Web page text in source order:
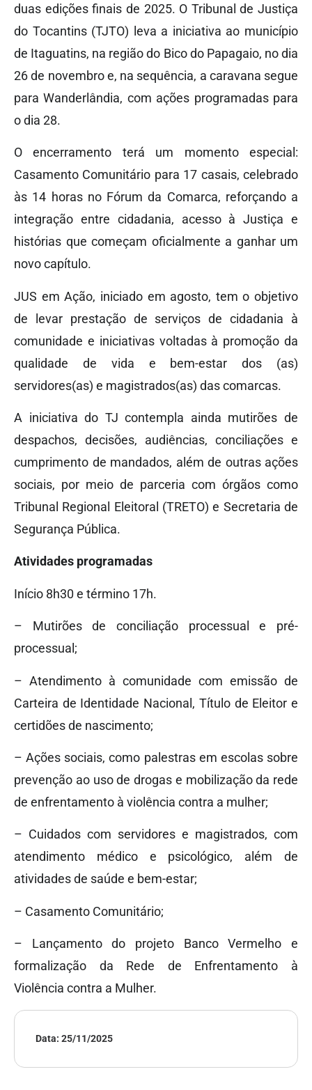
duas edições finais de 2025. O Tribunal de Justiça
do Tocantins (TJTO) leva a iniciativa ao município
de Itaguatins, na região do Bico do Papagaio, no dia
26 de novembro e, na sequência, a caravana segue
para Wanderlândia, com ações programadas para
o dia 28.
O encerramento terá um momento especial:
Casamento Comunitário para 17 casais, celebrado
às 14 horas no Fórum da Comarca, reforçando a
integração entre cidadania, acesso à Justiça e
histórias que começam oficialmente a ganhar um
novo capítulo.
JUS em Ação, iniciado em agosto, tem o objetivo
de levar prestação de serviços de cidadania à
comunidade e iniciativas voltadas à promoção da
qualidade de vida e bem-estar dos (as)
servidores(as) e magistrados(as) das comarcas.
A iniciativa do TJ contempla ainda mutirões de
despachos, decisões, audiências, conciliações e
cumprimento de mandados, além de outras ações
sociais, por meio de parceria com órgãos como
Tribunal Regional Eleitoral (TRETO) e Secretaria de
Segurança Pública.
Atividades programadas
Início 8h30 e término 17h.
– Mutirões de conciliação processual e pré-
processual;
– Atendimento à comunidade com emissão de
Carteira de Identidade Nacional, Título de Eleitor e
certidões de nascimento;
– Ações sociais, como palestras em escolas sobre
prevenção ao uso de drogas e mobilização da rede
de enfrentamento à violência contra a mulher;
– Cuidados com servidores e magistrados, com
atendimento médico e psicológico, além de
atividades de saúde e bem-estar;
– Casamento Comunitário;
– Lançamento do projeto Banco Vermelho e
formalização da Rede de Enfrentamento à
Violência contra a Mulher.
Data: 25/11/2025